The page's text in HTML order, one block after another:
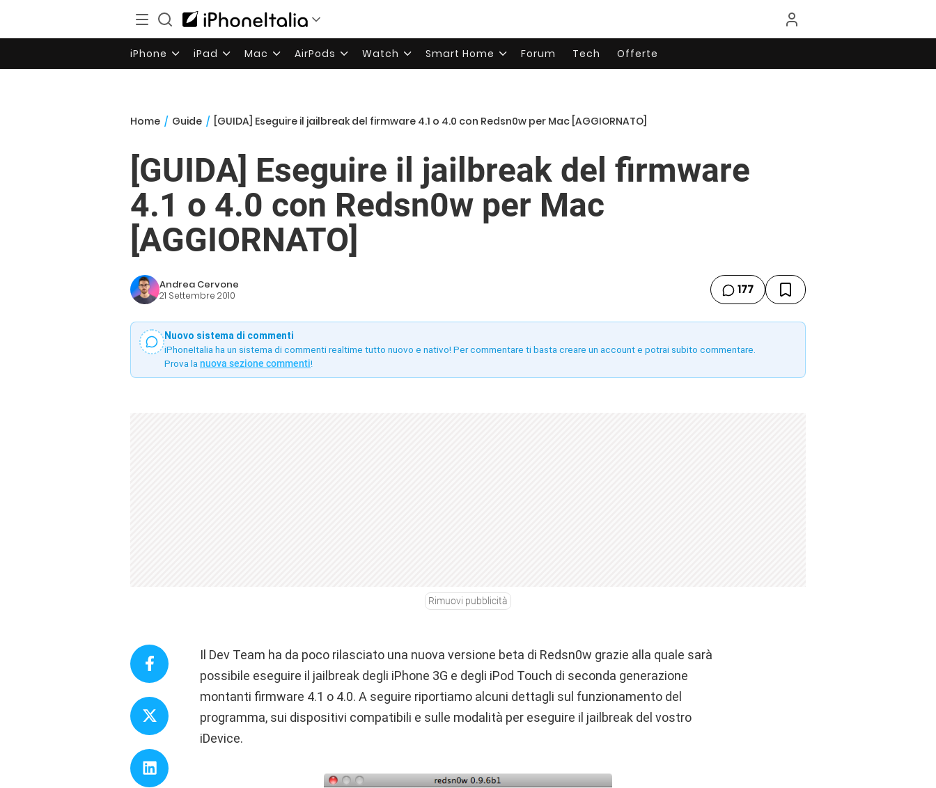
iPhone iPad Mac AirPods Watch Smart Home Forum Tech Offerte
Home / Guide / [GUIDA] Eseguire il jailbreak del firmware 4.1 o 4.0 con Redsn0w per Mac [AGGIORNATO]
[GUIDA] Eseguire il jailbreak del firmware
4.1 o 4.0 con Redsn0w per Mac
[AGGIORNATO]
Andrea Cervone
21 Settembre 2010 177
Nuovo sistema di commenti
iPhoneItalia ha un sistema di commenti realtime tutto nuovo e nativo! Per commentare ti basta creare un account e potrai subito commentare.
Prova la nuova sezione commenti!
Rimuovi pubblicità
Il Dev Team ha da poco rilasciato una nuova versione beta di Redsn0w grazie alla quale sarà
possibile eseguire il jailbreak degli iPhone 3G e degli iPod Touch di seconda generazione
montanti firmware 4.1 o 4.0. A seguire riportiamo alcuni dettagli sul funzionamento del
programma, sui dispositivi compatibili e sulle modalità per eseguire il jailbreak del vostro
iDevice.